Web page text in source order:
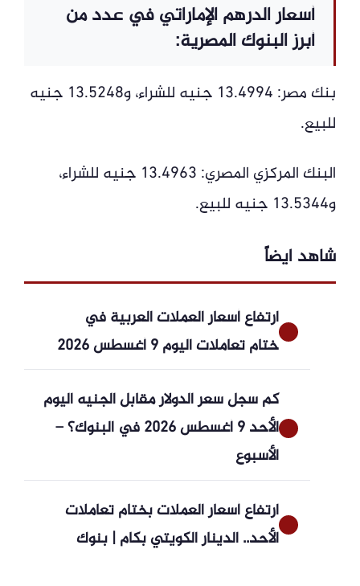
أسعار الدرهم الإماراتي في عدد من
أبرز البنوك المصرية:
بنك مصر: 13.4994 جنيه للشراء، و13.5248 جنيه
للبيع.
البنك المركزي المصري: 13.4963 جنيه للشراء،
و13.5344 جنيه للبيع.
شاهد ايضاً
ارتفاع أسعار العملات العربية في
ختام تعاملات اليوم 9 أغسطس 2026
كم سجل سعر الدولار مقابل الجنيه اليوم
الأحد 9 أغسطس 2026 في البنوك؟ –
الأسبوع
ارتفاع أسعار العملات بختام تعاملات
الأحد.. الدينار الكويتي بكام | بنوك